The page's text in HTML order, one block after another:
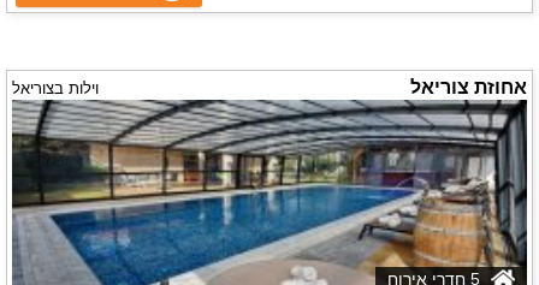
אחוזת צוריאל וילות בצוריאל